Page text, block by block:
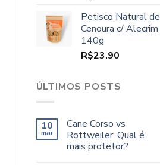
Petisco Natural de
Cenoura c/ Alecrim
140g
R$23.90
ÚLTIMOS POSTS
10
mar
Cane Corso vs
Rottweiler: Qual é
mais protetor?